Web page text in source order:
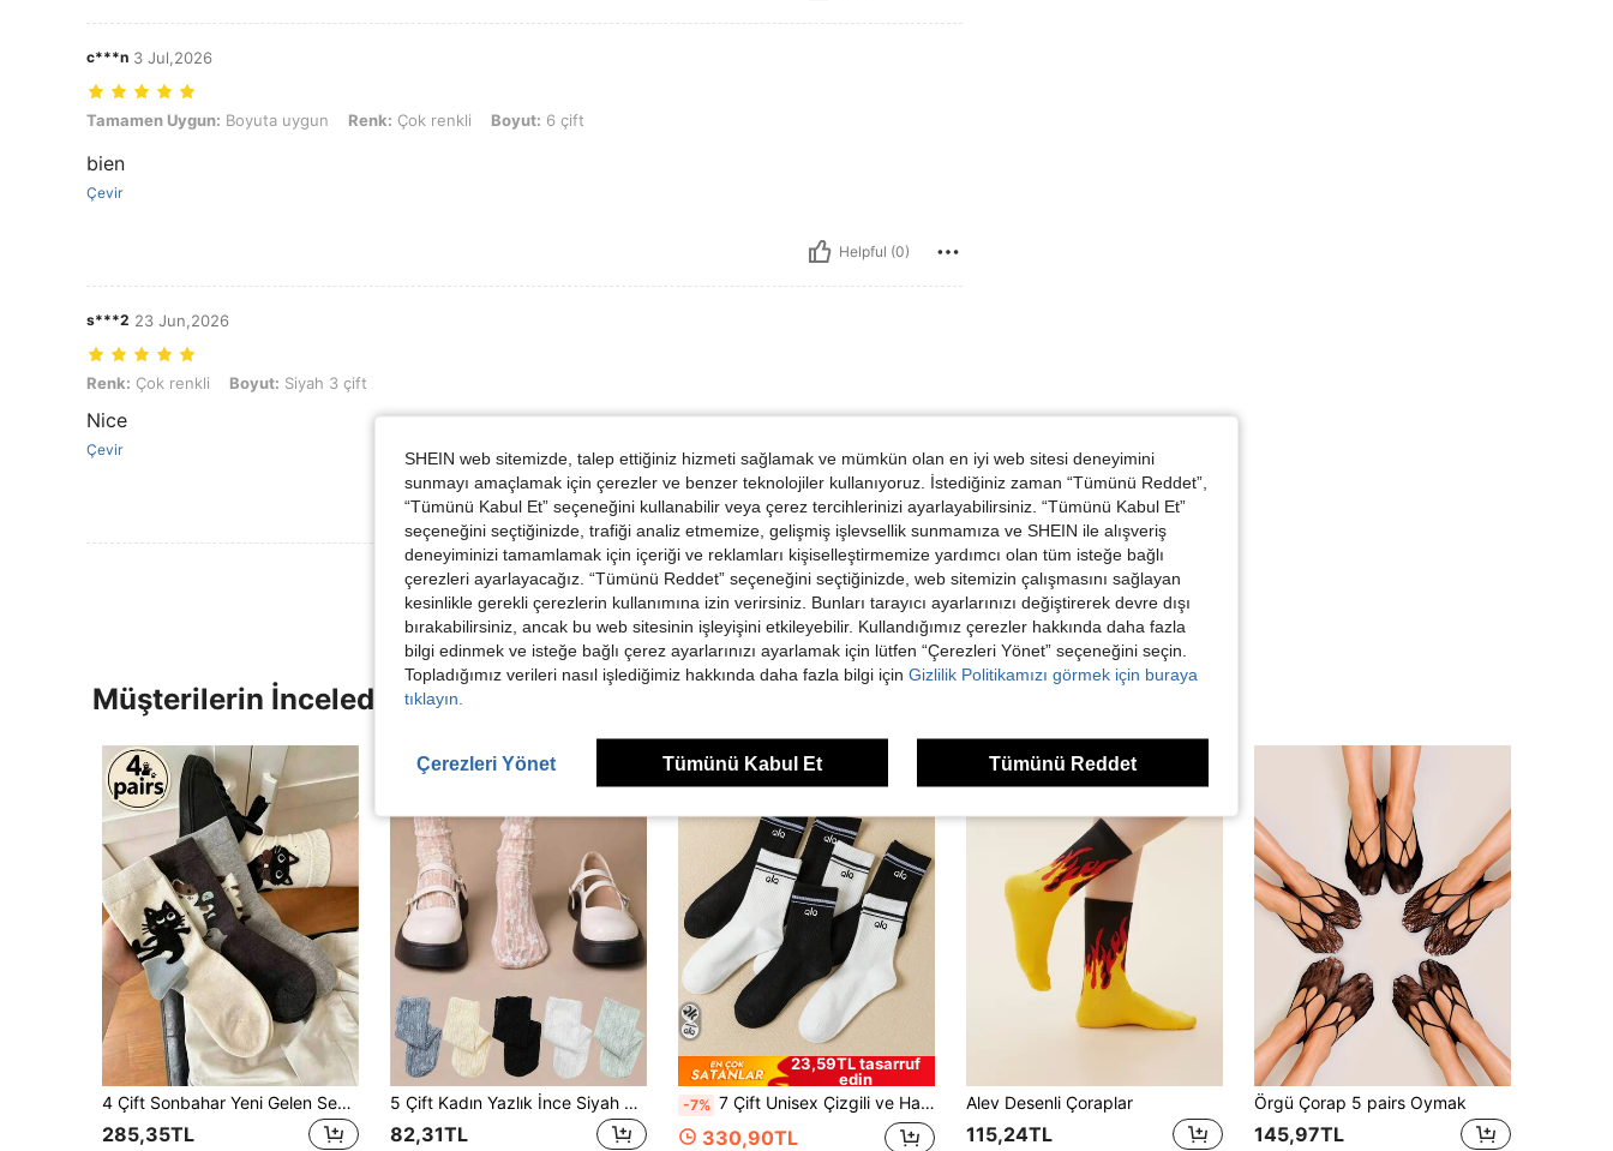
c***n 3 Jul,2026
Tamamen Uygun: Boyuta uygun, Renk: Çok renkli, Boyut: 6 çift
Tamamen Uygun: Boyuta uygun Renk: Çok renkli Boyut: 6 çift
bien
Çevir
Helpful (0)
s***2 23 Jun,2026
Renk: Çok renkli, Boyut: Siyah 3 çift
Renk: Çok renkli Boyut: Siyah 3 çift
Nice
Çevir
Helpful (0)
Müşterilerin İncelediği Diğer Ürünler
4 Çift Sonbahar Yeni Gelen Sevimli Çizgi Film Kedi Desenli Topuklu Çok Yönlü Şık Diz Altı Çorap
285,35TL
5 Çift Kadın Yazlık İnce Siyah Beyaz Dantelli Çiçek Desenli Lolita Sevimli Diz Üstü Çorap, Bayan İç Çamaşırı Diz Altı Çorap, Noel Hediyesi
82,31TL
23,59TL tasarruf
edin
-7% 7 Çift Unisex Çizgili ve Harf Baskılı Diz Altı Çorap, Kadınlar İçin Rahat ve Yumuşak Günlük Çoraplar, Yeni Çok Yönlü Atletik Bilek Çorapları, Şık Okul Üniforması Çorapları
330,90TL
Alev Desenli Çoraplar
115,24TL
Örgü Çorap 5 pairs Oymak
145,97TL
SHEIN web sitemizde, talep ettiğiniz hizmeti sağlamak ve mümkün olan en iyi web sitesi deneyimini
sunmayı amaçlamak için çerezler ve benzer teknolojiler kullanıyoruz. İstediğiniz zaman “Tümünü Reddet”,
“Tümünü Kabul Et” seçeneğini kullanabilir veya çerez tercihlerinizi ayarlayabilirsiniz. “Tümünü Kabul Et”
seçeneğini seçtiğinizde, trafiği analiz etmemize, gelişmiş işlevsellik sunmamıza ve SHEIN ile alışveriş
deneyiminizi tamamlamak için içeriği ve reklamları kişiselleştirmemize yardımcı olan tüm isteğe bağlı
çerezleri ayarlayacağız. “Tümünü Reddet” seçeneğini seçtiğinizde, web sitemizin çalışmasını sağlayan
kesinlikle gerekli çerezlerin kullanımına izin verirsiniz. Bunları tarayıcı ayarlarınızı değiştirerek devre dışı
bırakabilirsiniz, ancak bu web sitesinin işleyişini etkileyebilir. Kullandığımız çerezler hakkında daha fazla
bilgi edinmek ve isteğe bağlı çerez ayarlarınızı ayarlamak için lütfen “Çerezleri Yönet” seçeneğini seçin.
Topladığımız verileri nasıl işlediğimiz hakkında daha fazla bilgi için Gizlilik Politikamızı görmek için buraya
tıklayın.
Çerezleri Yönet Tümünü Kabul Et Tümünü Reddet